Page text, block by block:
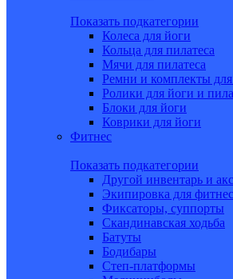
Показать подкатегории
Колеса для йоги
Кольца для пилатеса
Мячи для пилатеса
Ремни и комплекты
Ролики для йоги и
Блоки для йоги
Коврики для йоги
Фитнес
Показать подкатегории
Другой инвентарь и
Экипировка для
Фиксаторы, суппорты
Скандинавская ходьба
Батуты
Бодибары
Степ-платформы